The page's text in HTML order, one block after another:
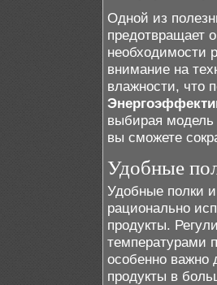
Одной из
предотвращает
необходимости
внимание на
влажности, что
выбирая модель
вы сможете
Удобные
Удобные полки
рационально
продукты.
температурами
особенно важно
продукты в